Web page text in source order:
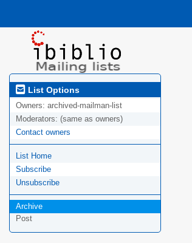
List Options
Owners: archived-mailman-list
Moderators: (same as owners)
Contact owners
List Home
Subscribe
Unsubscribe
Archive
Post